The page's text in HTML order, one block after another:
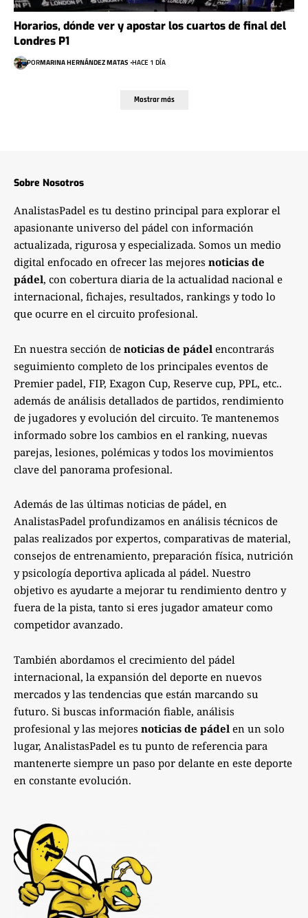
Horarios, dónde ver y apostar los cuartos de final del
Londres P1
PORMARINA HERNÁNDEZ MATAS HACE 1 DÍA
Mostrar más
Sobre Nosotros
AnalistasPadel es tu destino principal para explorar el
apasionante universo del pádel con información
actualizada, rigurosa y especializada. Somos un medio
digital enfocado en ofrecer las mejores noticias de
pádel, con cobertura diaria de la actualidad nacional e
internacional, fichajes, resultados, rankings y todo lo
que ocurre en el circuito profesional.
En nuestra sección de noticias de pádel encontrarás
seguimiento completo de los principales eventos de
Premier padel, FIP, Exagon Cup, Reserve cup, PPL, etc..
además de análisis detallados de partidos, rendimiento
de jugadores y evolución del circuito. Te mantenemos
informado sobre los cambios en el ranking, nuevas
parejas, lesiones, polémicas y todos los movimientos
clave del panorama profesional.
Además de las últimas noticias de pádel, en
AnalistasPadel profundizamos en análisis técnicos de
palas realizados por expertos, comparativas de material,
consejos de entrenamiento, preparación física, nutrición
y psicología deportiva aplicada al pádel. Nuestro
objetivo es ayudarte a mejorar tu rendimiento dentro y
fuera de la pista, tanto si eres jugador amateur como
competidor avanzado.
También abordamos el crecimiento del pádel
internacional, la expansión del deporte en nuevos
mercados y las tendencias que están marcando su
futuro. Si buscas información fiable, análisis
profesional y las mejores noticias de pádel en un solo
lugar, AnalistasPadel es tu punto de referencia para
mantenerte siempre un paso por delante en este deporte
en constante evolución.